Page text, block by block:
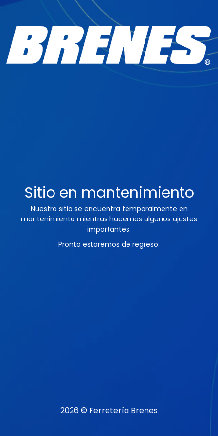
Sitio en mantenimiento
Nuestro sitio se encuentra temporalmente en
mantenimiento mientras hacemos algunos ajustes
importantes.
Pronto estaremos de regreso.
2026 © Ferretería Brenes